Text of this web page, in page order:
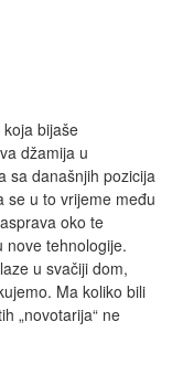
bijaše
džamija u
sa današnjih pozicija
se u to vrijeme među
oko te
nove tehnologije.
u svačiji dom,
Ma koliko bili
„novotarija“ ne